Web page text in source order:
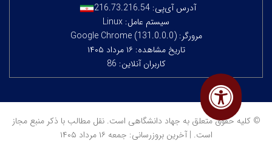
آدرس آی‌پی: 216.73.216.54
سیستم عامل: Linux
مرورگر: Google Chrome (131.0.0.0)
تاریخ مشاهده: ۱۶ مرداد ۱۴۰۵
کاربران آنلاین: 86
© کلیه حقوق متعلق به جهاد دانشگاهی است. نقل مطالب با ذکر منبع مجاز
است. | آخرین بروزرسانی: جمعه ۱۶ مرداد ۱۴۰۵